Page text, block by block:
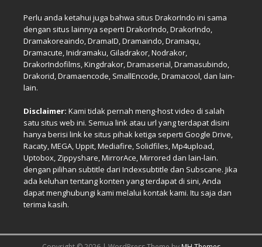
Perlu anda ketahui juga bahwa situs DrakorIndo ini sama
dengan situs lainnya seperti DrakorIndo, DrakorIndo,
Dramakoreaindo, DramaID, Dramaindo, Dramaqu,
Dramacute, Inidramaku, Giladrakor, Nodrakor,
DrakorIndofilms, Kingdrakor, Dramaserial, Dramasubindo,
Drakorid, Dramaencode, SmallEncode, Dramacool, dan lain-
lain.
Disclaimer: Kami tidak pernah meng-host video di salah
satu situs web ini. Semua link atau url yang terdapat disini
hanya berisi link ke situs pihak ketiga seperti Google Drive,
Racaty, MEGA, Uppit, Mediafire, Solidfiles, Mp4upload,
Uptobox, Zippyshare, MirrorAce, Mirrored dan lain-lain.
dengan pilihan subtitle dari Indexsubtitle dan Subscane. Jika
ada keluhan tentang konten yang terdapat di sini, Anda
dapat menghubungi kami melalui kontak kami. Itu saja dan
terima kasih.